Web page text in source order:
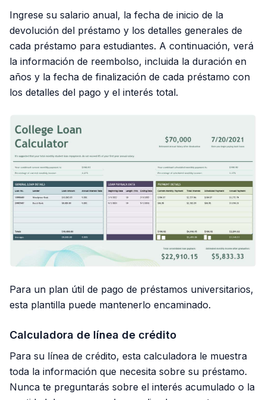
Ingrese su salario anual, la fecha de inicio de la
devolución del préstamo y los detalles generales de
cada préstamo para estudiantes. A continuación, verá
la información de reembolso, incluida la duración en
años y la fecha de finalización de cada préstamo con
los detalles del pago y el interés total.
Para un plan útil de pago de préstamos universitarios,
esta plantilla puede mantenerlo encaminado.
Calculadora de línea de crédito
Para su línea de crédito, esta calculadora le muestra
toda la información que necesita sobre su préstamo.
Nunca te preguntarás sobre el interés acumulado o la